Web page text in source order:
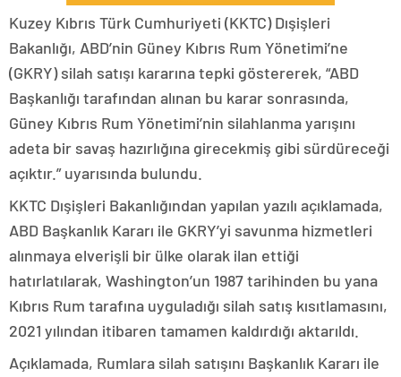
Kuzey Kıbrıs Türk Cumhuriyeti (KKTC) Dışişleri
Bakanlığı, ABD’nin Güney Kıbrıs Rum Yönetimi’ne
(GKRY) silah satışı kararına tepki göstererek, “ABD
Başkanlığı tarafından alınan bu karar sonrasında,
Güney Kıbrıs Rum Yönetimi’nin silahlanma yarışını
adeta bir savaş hazırlığına girecekmiş gibi sürdüreceği
açıktır.” uyarısında bulundu.
KKTC Dışişleri Bakanlığından yapılan yazılı açıklamada,
ABD Başkanlık Kararı ile GKRY’yi savunma hizmetleri
alınmaya elverişli bir ülke olarak ilan ettiği
hatırlatılarak, Washington’un 1987 tarihinden bu yana
Kıbrıs Rum tarafına uyguladığı silah satış kısıtlamasını,
2021 yılından itibaren tamamen kaldırdığı aktarıldı.
Açıklamada, Rumlara silah satışını Başkanlık Kararı ile